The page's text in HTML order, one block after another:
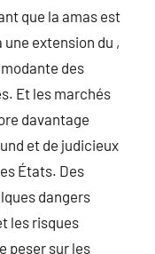
que la amas est
extension du ,
des
Et les marchés
davantage
et de judicieux
États. Des
dangers
les risques
peser sur les